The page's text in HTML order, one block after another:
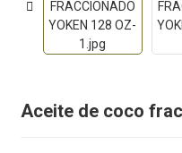
Aceite de coco